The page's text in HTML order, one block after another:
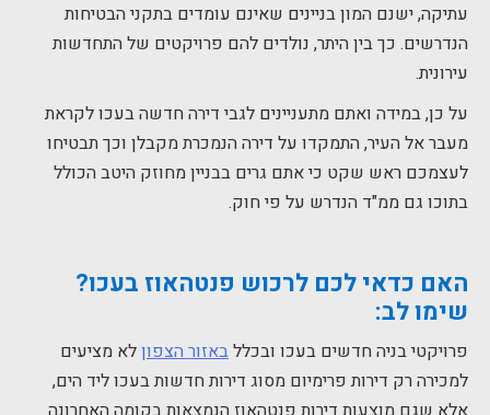
עתיקה, ישנם המון בניינים שאינם עומדים בתקני הבטיחות
הנדרשים. כך בין היתר, נולדים להם פרויקטים של התחדשות
עירונית.
על כן, במידה ואתם מתעניינים לגבי דירה חדשה בעכו לקראת
מעבר אל העיר, התמקדו על דירה הנמכרת מקבלן וכך תבטיחו
לעצמכם ראש שקט כי אתם גרים בבניין מחוזק היטב הכולל
בתוכו גם ממ"ד הנדרש על פי חוק.
האם כדאי לכם לרכוש פנטהאוז בעכו?
שימו לב:
פרויקטי בניה חדשים בעכו ובכללבאזור הצפוןלא מציעים
למכירה רק דירות פרימיום מסוג דירות חדשות בעכו ליד הים,